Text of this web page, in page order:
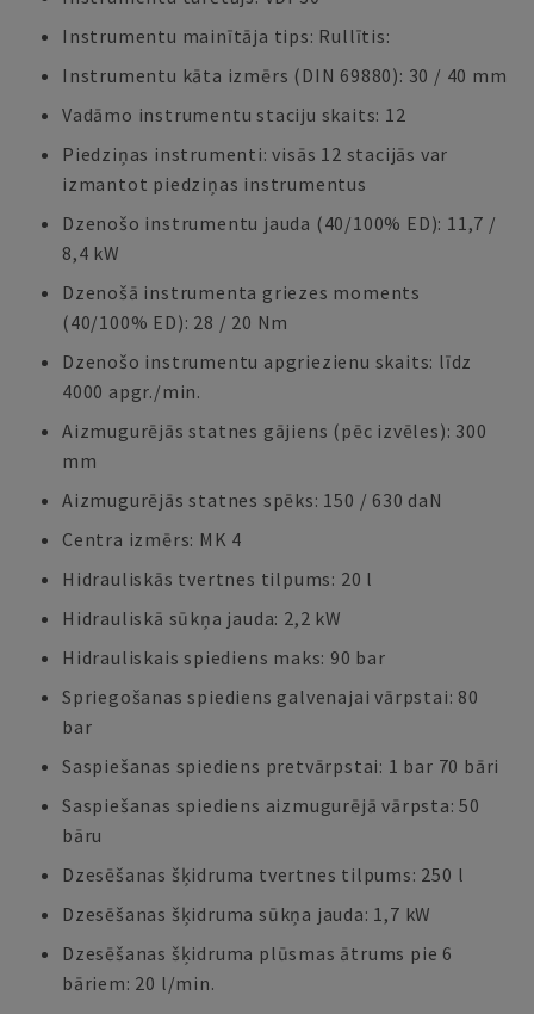
Instrumentu mainītāja tips: Rullītis:
Instrumentu kāta izmērs (DIN 69880): 30 / 40 mm
Vadāmo instrumentu staciju skaits: 12
Piedziņas instrumenti: visās 12 stacijās var
izmantot piedziņas instrumentus
Dzenošo instrumentu jauda (40/100% ED): 11,7 /
8,4 kW
Dzenošā instrumenta griezes moments
(40/100% ED): 28 / 20 Nm
Dzenošo instrumentu apgriezienu skaits: līdz
4000 apgr./min.
Aizmugurējās statnes gājiens (pēc izvēles): 300
mm
Aizmugurējās statnes spēks: 150 / 630 daN
Centra izmērs: MK 4
Hidrauliskās tvertnes tilpums: 20 l
Hidrauliskā sūkņa jauda: 2,2 kW
Hidrauliskais spiediens maks: 90 bar
Spriegošanas spiediens galvenajai vārpstai: 80
bar
Saspiešanas spiediens pretvārpstai: 1 bar 70 bāri
Saspiešanas spiediens aizmugurējā vārpsta: 50
bāru
Dzesēšanas šķidruma tvertnes tilpums: 250 l
Dzesēšanas šķidruma sūkņa jauda: 1,7 kW
Dzesēšanas šķidruma plūsmas ātrums pie 6
bāriem: 20 l/min.